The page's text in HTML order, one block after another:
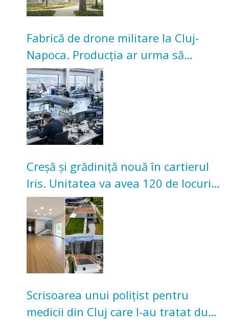
Fabrică de drone militare la Cluj-
Napoca. Producția ar urma să
înceapă în toamna acestui an
Creșă și grădiniță nouă în cartierul
Iris. Unitatea va avea 120 de locuri
pentru copii
Scrisoarea unui polițist pentru
medicii din Cluj care l-au tratat după